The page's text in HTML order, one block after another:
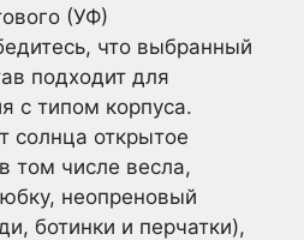
(УФ)
что выбранный
подходит для
с типом корпуса.
солнца открытое
том числе весла,
неопреновый
ботинки и перчатки),